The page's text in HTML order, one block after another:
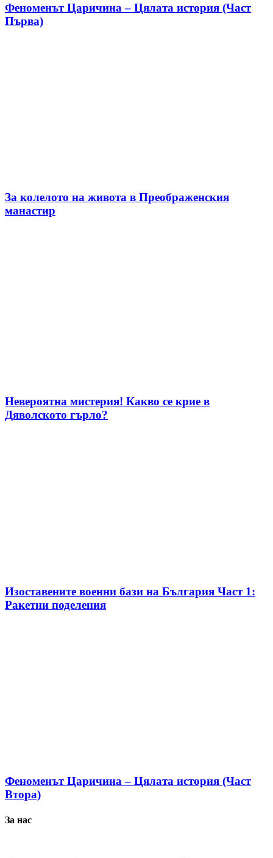
Феноменът Царичина – Цялата история (Част
Първа)
За колелото на живота в Преображенския
манастир
Невероятна мистерия! Какво се крие в
Дяволското гърло?
Изоставените военни бази на България Част 1:
Ракетни поделения
Феноменът Царичина – Цялата история (Част
Втора)
За нас